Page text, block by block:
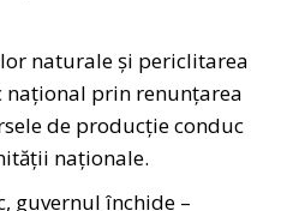
naturale și periclitarea
național prin renunțarea
de producție conduc
naționale.
guvernul închide –